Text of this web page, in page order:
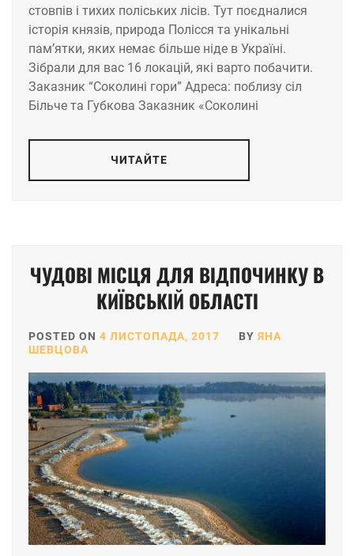
стовпів і тихих поліських лісів. Тут поєдналися
історія князів, природа Полісся та унікальні
пам’ятки, яких немає більше ніде в Україні.
Зібрали для вас 16 локацій, які варто побачити.
Заказник “Соколині гори” Адреса: поблизу сіл
Більче та Губкова Заказник «Соколині
ЧИТАЙТЕ
ЧУДОВІ МІСЦЯ ДЛЯ ВІДПОЧИНКУ В
КИЇВСЬКІЙ ОБЛАСТІ
POSTED ON 4 ЛИСТОПАДА, 2017 BY ЯНА
ШЕВЦОВА